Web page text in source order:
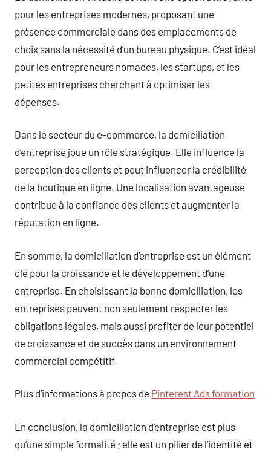
pour les entreprises modernes, proposant une
présence commerciale dans des emplacements de
choix sans la nécessité d’un bureau physique. C’est idéal
pour les entrepreneurs nomades, les startups, et les
petites entreprises cherchant à optimiser les
dépenses.
Dans le secteur du e-commerce, la domiciliation
d’entreprise joue un rôle stratégique. Elle influence la
perception des clients et peut influencer la crédibilité
de la boutique en ligne. Une localisation avantageuse
contribue à la confiance des clients et augmenter la
réputation en ligne.
En somme, la domiciliation d’entreprise est un élément
clé pour la croissance et le développement d’une
entreprise. En choisissant la bonne domiciliation, les
entreprises peuvent non seulement respecter les
obligations légales, mais aussi profiter de leur potentiel
de croissance et de succès dans un environnement
commercial compétitif.
Plus d’informations à propos de Pinterest Ads formation
En conclusion, la domiciliation d’entreprise est plus
qu’une simple formalité ; elle est un pilier de l’identité et